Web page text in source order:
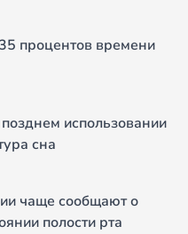
процентов времени
использовании
сна
чаще сообщают о
полости рта